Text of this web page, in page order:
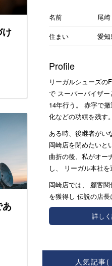
け
あ
名前
尾
住まい
愛知
Profile
リーガルシューズの
で スーパーバイザ
14年行う。 赤字で
化などの功績を残す。
ある時、後継者がい
岡崎店を閉めたいと
曲折の後、私がオー
し、 リーガル本社を
岡崎店では、 顧客
を獲得し 伝説の店長
詳し
人気記事